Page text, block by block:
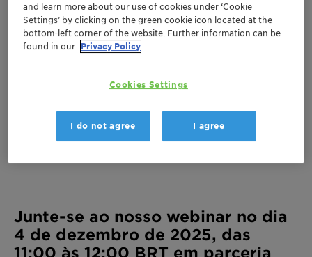
Junte-se ao nosso webinar no dia
4 de dezembro de 2025, das
11:00 às 12:00 BRT em parceria
and learn more about our use of cookies under ‘Cookie
Settings’ by clicking on the green cookie icon located at the
bottom-left corner of the website. Further information can be
found in our Privacy Policy
Cookies Settings
I do not agree I agree